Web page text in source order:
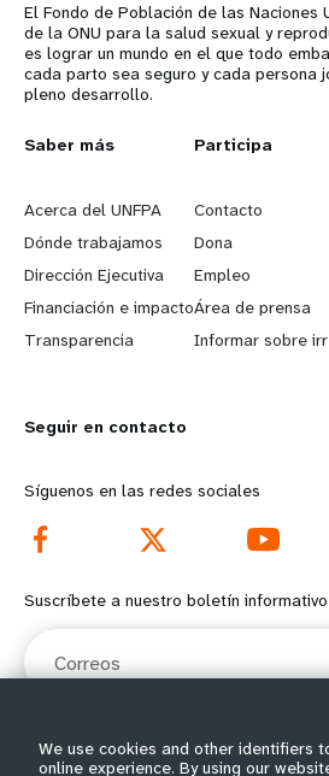
El Fondo de Población de las Naciones
de la ONU para la salud sexual y
es lograr un mundo en el que todo
cada parto sea seguro y cada persona
pleno desarrollo.
L
e
a
r
n
o
r
e
f
o
t
Saber más
Acerca del UNFPA
Dónde trabajamos
Dirección Ejecutiva
Financiación e impacto
Transparencia
G
o
b
e
y
d
o
t
e
Participa
Contacto
Dona
Empleo
Área de prensa
Informar sobre
Seguir en contacto
Síguenos en las redes sociales
Suscríbete a nuestro boletín informativo
We use cookies and other identifiers
online experience. By using our